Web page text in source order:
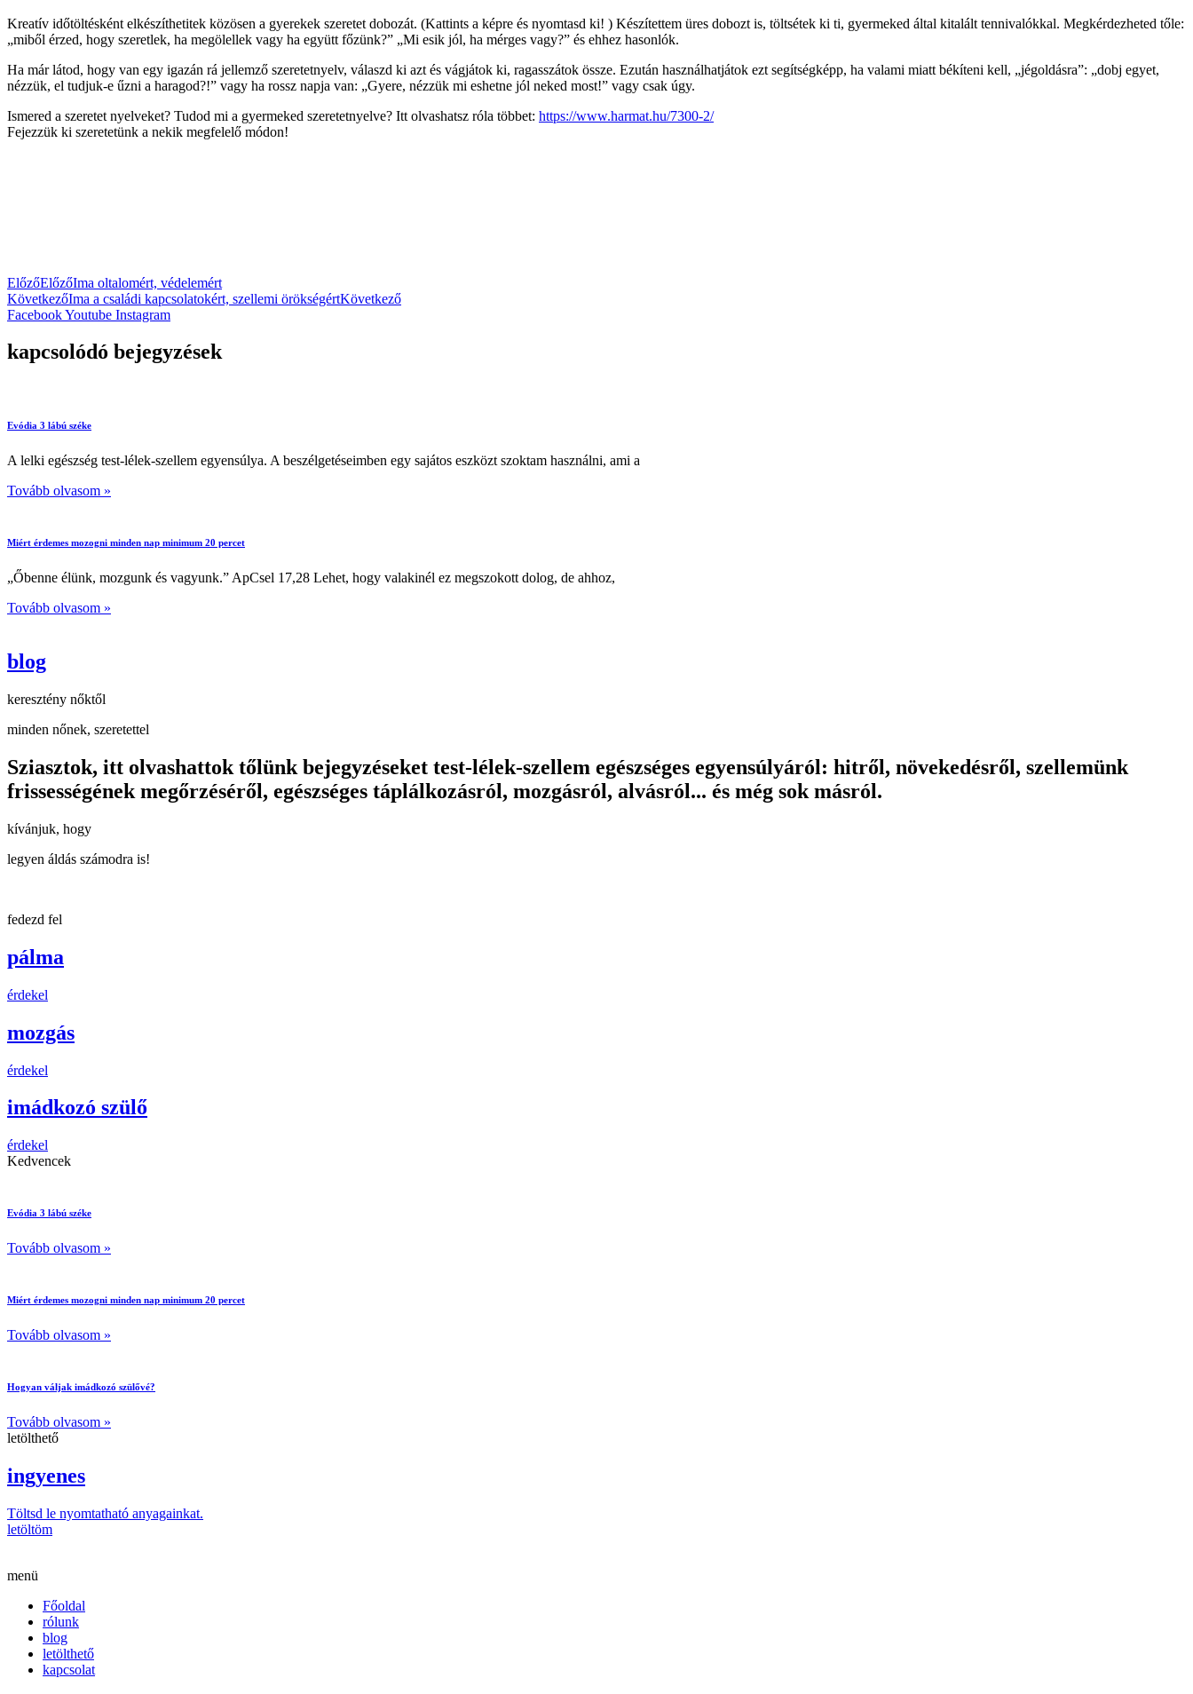
Kreatív időtöltésként elkészíthetitek közösen a gyerekek szeretet dobozát. (Kattints a képre és nyomtasd ki! ) Készítettem üres dobozt is, töltsétek ki ti, gyermeked által kitalált tennivalókkal. Megkérdezheted tőle:
„miből érzed, hogy szeretlek, ha megölellek vagy ha együtt főzünk?” „Mi esik jól, ha mérges vagy?” és ehhez hasonlók.
Ha már látod, hogy van egy igazán rá jellemző szeretetnyelv, válaszd ki azt és vágjátok ki, ragasszátok össze. Ezután használhatjátok ezt segítségképp, ha valami miatt békíteni kell, „jégoldásra”: „dobj egyet,
nézzük, el tudjuk-e űzni a haragod?!” vagy ha rossz napja van: „Gyere, nézzük mi eshetne jól neked most!” vagy csak úgy.
Ismered a szeretet nyelveket? Tudod mi a gyermeked szeretetnyelve? Itt olvashatsz róla többet: https://www.harmat.hu/7300-2/
Fejezzük ki szeretetünk a nekik megfelelő módon!
ElőzőElőzőIma oltalomért, védelemért
KövetkezőIma a családi kapcsolatokért, szellemi örökségértKövetkező
FacebookYoutube Instagram
kapcsolódó bejegyzések
Evódia 3 lábú széke
A lelki egészség test-lélek-szellem egyensúlya. A beszélgetéseimben egy sajátos eszközt szoktam használni, ami a
Tovább olvasom »
Miért érdemes mozogni minden nap minimum 20 percet
„Őbenne élünk, mozgunk és vagyunk.” ApCsel 17,28 Lehet, hogy valakinél ez megszokott dolog, de ahhoz,
Tovább olvasom »
blog
keresztény nőktől
minden nőnek, szeretettel
Sziasztok, itt olvashattok tőlünk bejegyzéseket test-lélek-szellem egészséges egyensúlyáról: hitről, növekedésről, szellemünk
frissességének megőrzéséről, egészséges táplálkozásról, mozgásról, alvásról... és még sok másról.
kívánjuk, hogy
legyen áldás számodra is!
fedezd fel
pálma
érdekel
mozgás
érdekel
imádkozó szülő
érdekel
Kedvencek
Evódia 3 lábú széke
Tovább olvasom »
Miért érdemes mozogni minden nap minimum 20 percet
Tovább olvasom »
Hogyan váljak imádkozó szülővé?
Tovább olvasom »
letölthető
ingyenes
Töltsd le nyomtatható anyagainkat.
letöltöm
menü
Főoldal
rólunk
blog
letölthető
kapcsolat